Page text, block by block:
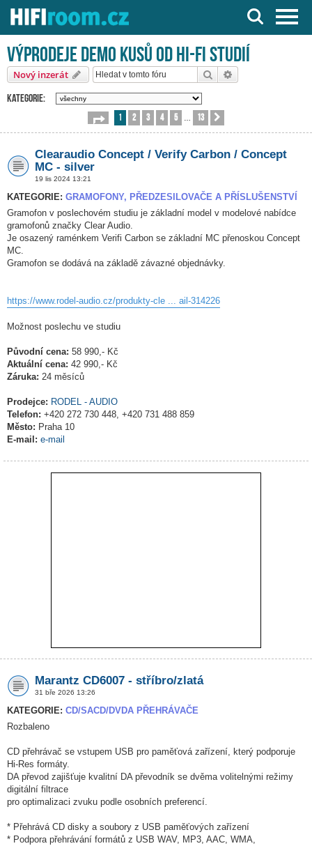
Server o Hi-Fi a AV technice
Výprodeje demo kusů od HI-FI studií
Nový inzerát Hledat
Kategorie:
Stránka 1z 13
1 2 3 4 5 13
Clearaudio Concept / Verify Carbon / Concept
MC - silver
19 lis 2024 13:21
KATEGORIE: GRAMOFONY, PŘEDZESILOVAČE A PŘÍSLUŠENSTVÍ
Gramofon v poslechovém studiu je základní model v modelové nabídce
gramofonů značky Clear Audio.
Je osazený raménkem Verifi Carbon se základní MC přenoskou Concept
MC.
Gramofon se dodává na základě závazné objednávky.
https://www.rodel-audio.cz/produkty-cle ... ail-314226
Možnost poslechu ve studiu
Původní cena: 58 990,- Kč
Aktuální cena: 42 990,- Kč
Záruka: 24 měsíců
Prodejce: RODEL - AUDIO
Telefon: +420 272 730 448, +420 731 488 859
Město: Praha 10
E-mail: e-mail
Marantz CD6007 - stříbro/zlatá
31 bře 2026 13:26
KATEGORIE: CD/SACD/DVDA PŘEHRÁVAČE
Rozbaleno
CD přehrávač se vstupem USB pro paměťová zařízení, který podporuje
Hi-Res formáty.
DA převod zajišťuje kvalitní DA převodník se dvěma volitelnými režimy
digitální filtrace
pro optimalizaci zvuku podle osobních preferencí.
* Přehrává CD disky a soubory z USB paměťových zařízení
* Podpora přehrávání formátů z USB WAV, MP3, AAC, WMA,